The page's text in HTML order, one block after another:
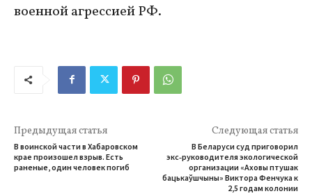
военной агрессией РФ.
Предыдущая статья
В воинской части в Хабаровском
крае произошел взрыв. Есть
раненые, один человек погиб
Следующая статья
В Беларуси суд приговорил
экс‑руководителя экологической
организации «Аховы птушак
бацькаўшчыны» Виктора Фенчука к
2,5 годам колонии